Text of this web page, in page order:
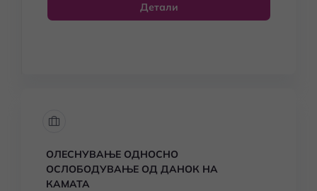
Детали
ОЛЕСНУВАЊЕ ОДНОСНО
ОСЛОБОДУВАЊЕ ОД ДАНОК НА
КАМАТА